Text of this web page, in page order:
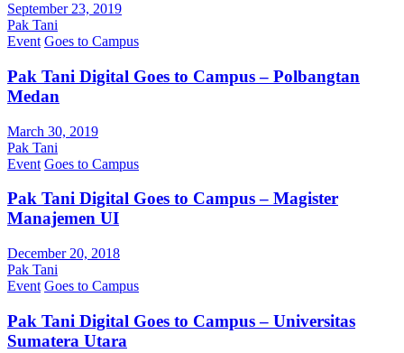
September 23, 2019
Pak Tani
Event Goes to Campus
Pak Tani Digital Goes to Campus – Polbangtan
Medan
March 30, 2019
Pak Tani
Event Goes to Campus
Pak Tani Digital Goes to Campus – Magister
Manajemen UI
December 20, 2018
Pak Tani
Event Goes to Campus
Pak Tani Digital Goes to Campus – Universitas
Sumatera Utara